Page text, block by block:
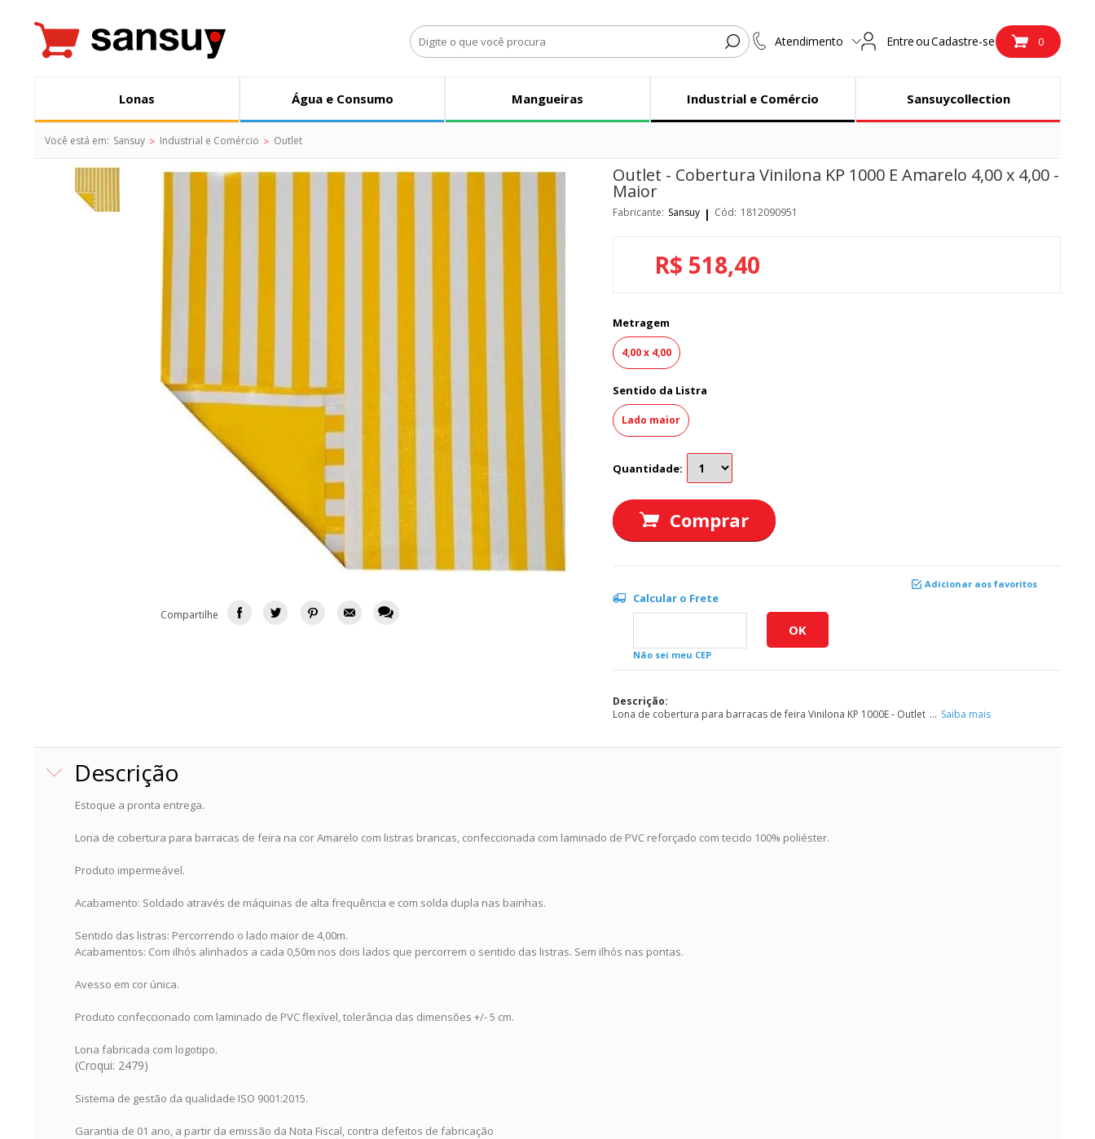
Atendimento EntreouCadastre-se 0
Lonas Água e Consumo Mangueiras Industrial e Comércio Sansuycollection
Você está em: Sansuy Industrial e Comércio Outlet
Compartilhe
Outlet - Cobertura Vinilona KP 1000 E Amarelo 4,00 x 4,00 -
Maior
Fabricante: Sansuy Cód: 1812090951
R$ 518,40
Metragem
4,00 x 4,00
Sentido da Listra
Lado maior
Quantidade:
Comprar
Calcular o Frete
Não sei meu CEP
Adicionar aos favoritos
Descrição:
Lona de cobertura para barracas de feira Vinilona KP 1000E - Outlet ... Saiba mais
Descrição
Estoque a pronta entrega.
Lona de cobertura para barracas de feira na cor Amarelo com listras brancas, confeccionada com laminado de PVC reforçado com tecido 100% poliéster.
Produto impermeável.
Acabamento: Soldado através de máquinas de alta frequência e com solda dupla nas bainhas.
Sentido das listras: Percorrendo o lado maior de 4,00m.
Acabamentos: Com ilhós alinhados a cada 0,50m nos dois lados que percorrem o sentido das listras. Sem ilhós nas pontas.
Avesso em cor única.
Produto confeccionado com laminado de PVC flexível, tolerância das dimensões +/- 5 cm.
Lona fabricada com logotipo.
(Croqui: 2479)
Sistema de gestão da qualidade ISO 9001:2015.
Garantia de 01 ano, a partir da emissão da Nota Fiscal, contra defeitos de fabricação